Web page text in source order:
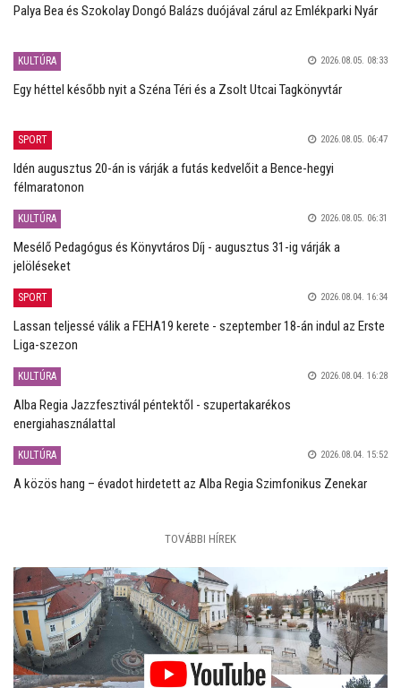
Palya Bea és Szokolay Dongó Balázs duójával zárul az Emlékparki Nyár
KULTÚRA 2026.08.05. 08:33
Egy héttel később nyit a Széna Téri és a Zsolt Utcai Tagkönyvtár
SPORT 2026.08.05. 06:47
Idén augusztus 20-án is várják a futás kedvelőit a Bence-hegyi
félmaratonon
KULTÚRA 2026.08.05. 06:31
Mesélő Pedagógus és Könyvtáros Díj - augusztus 31-ig várják a
jelöléseket
SPORT 2026.08.04. 16:34
Lassan teljessé válik a FEHA19 kerete - szeptember 18-án indul az Erste
Liga-szezon
KULTÚRA 2026.08.04. 16:28
Alba Regia Jazzfesztivál péntektől - szupertakarékos
energiahasználattal
KULTÚRA 2026.08.04. 15:52
A közös hang – évadot hirdetett az Alba Regia Szimfonikus Zenekar
TOVÁBBI HÍREK